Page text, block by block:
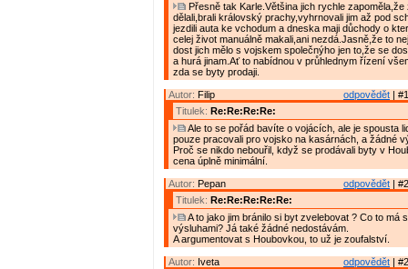
Přesně tak Karle.Většina jich rychle zapoměla,že
dělali,brali královský prachy,vyhrnovali jim až pod
jezdili auta ke vchodum a dneska maji důchody o
celej život manuálně makali,ani nezdá.Jasně,že to
dost jich mělo s vojskem společnýho jen to,že se
a hurá jinam.Ať to nabídnou v průhlednym řízení
zda se byty prodaji.
odpovědět |
Autor: Filip
Titulek: Re:Re:Re:Re:
Ale to se pořád bavíte o vojácích, ale je spousta
pouze pracovali pro vojsko na kasárnách, a žádné
Proč se nikdo nebouřil, když se prodávali byty v
cena úplně minimální.
odpovědět |
Autor: Pepan
Titulek: Re:Re:Re:Re:Re:
A to jako jim bránilo si byt zvelebovat ? Co to má
výsluhami? Já také žádné nedostávám.
A argumentovat s Houbovkou, to už je zoufalství.
odpovědět |
Autor: Iveta